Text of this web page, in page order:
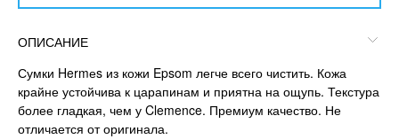
ОПИСАНИЕ
Сумки Hermеs из кожи Epsom легче всего чистить. Кожа
крайне устойчива к царапинам и приятна на ощупь. Текстура
более гладкая, чем у Clemence. Премиум качество. Не
отличается от оригинала.